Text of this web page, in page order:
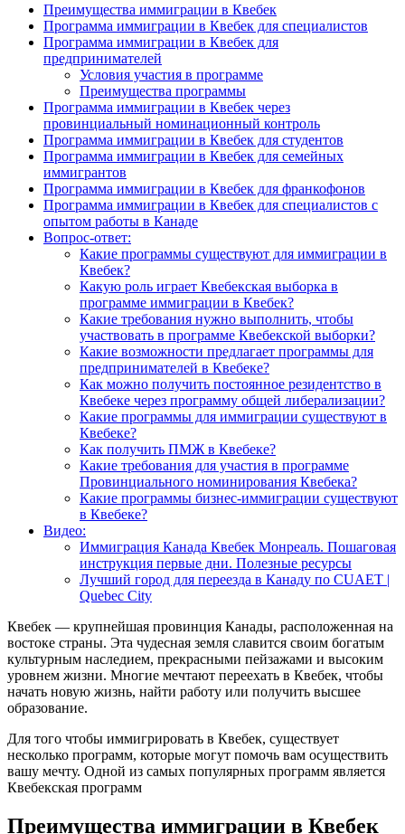
Преимущества иммиграции в Квебек
Программа иммиграции в Квебек для специалистов
Программа иммиграции в Квебек для
предпринимателей
Условия участия в программе
Преимущества программы
Программа иммиграции в Квебек через
провинциальный номинационный контроль
Программа иммиграции в Квебек для студентов
Программа иммиграции в Квебек для семейных
иммигрантов
Программа иммиграции в Квебек для франкофонов
Программа иммиграции в Квебек для специалистов с
опытом работы в Канаде
Вопрос-ответ:
Какие программы существуют для иммиграции в
Квебек?
Какую роль играет Квебекская выборка в
программе иммиграции в Квебек?
Какие требования нужно выполнить, чтобы
участвовать в программе Квебекской выборки?
Какие возможности предлагает программы для
предпринимателей в Квебеке?
Как можно получить постоянное резидентство в
Квебеке через программу общей либерализации?
Какие программы для иммиграции существуют в
Квебеке?
Как получить ПМЖ в Квебеке?
Какие требования для участия в программе
Провинциального номинирования Квебека?
Какие программы бизнес-иммиграции существуют
в Квебеке?
Видео:
Иммиграция Канада Квебек Монреаль. Пошаговая
инструкция первые дни. Полезные ресурсы
Лучший город для переезда в Канаду по CUAET |
Quebec City
Квебек — крупнейшая провинция Канады, расположенная на
востоке страны. Эта чудесная земля славится своим богатым
культурным наследием, прекрасными пейзажами и высоким
уровнем жизни. Многие мечтают переехать в Квебек, чтобы
начать новую жизнь, найти работу или получить высшее
образование.
Для того чтобы иммигрировать в Квебек, существует
несколько программ, которые могут помочь вам осуществить
вашу мечту. Одной из самых популярных программ является
Квебекская программ
Преимущества иммиграции в Квебек